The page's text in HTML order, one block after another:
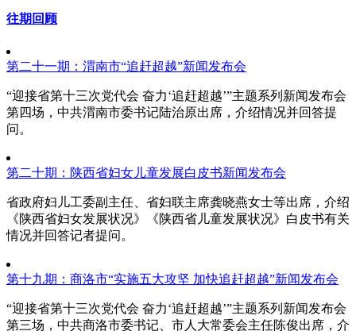
往期回顾
第二十一期：渭南市“追赶超越”新闻发布会
“迎接省第十三次党代会 奋力‘追赶超越’”主题系列新闻发布会
第四场，中共渭南市委书记陆治原出席，介绍情况并回答提
问。
第二十期：陕西省妇女儿童发展白皮书新闻发布会
省政府妇儿工委副主任、省妇联主席龚晓燕女士等出席，介绍
《陕西省妇女发展状况》《陕西省儿童发展状况》白皮书有关
情况并回答记者提问。
第十九期：商洛市“实施五大攻坚 加快追赶超越”新闻发布会
“迎接省第十三次党代会 奋力‘追赶超越’”主题系列新闻发布会
第三场，中共商洛市委书记、市人大常委会主任陈俊出席，介